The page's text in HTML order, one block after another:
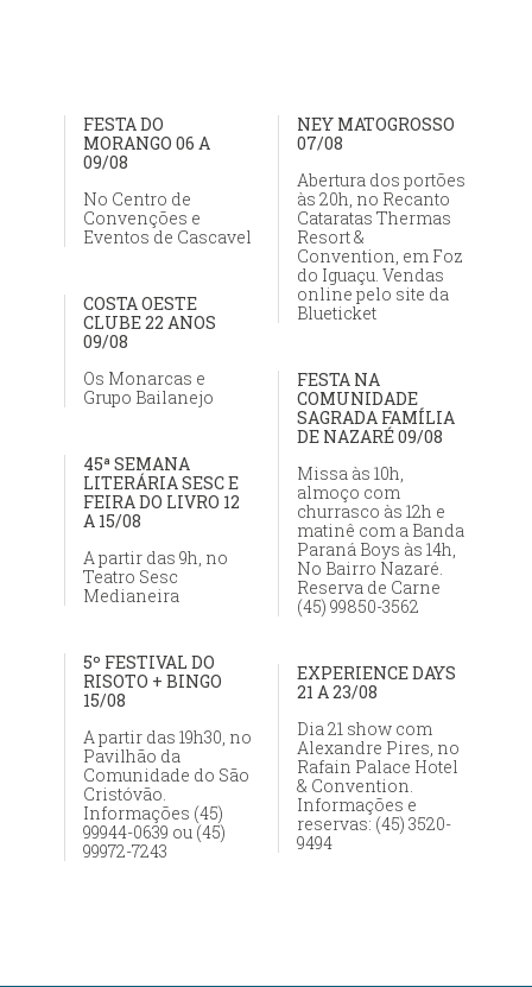
FESTA DO
MORANGO 06 A
09/08
No Centro de
Convenções e
Eventos de Cascavel
NEY MATOGROSSO
07/08
Abertura dos portões
às 20h, no Recanto
Cataratas Thermas
Resort &
Convention, em Foz
do Iguaçu. Vendas
online pelo site da
Blueticket
COSTA OESTE
CLUBE 22 ANOS
09/08
Os Monarcas e
Grupo Bailanejo
FESTA NA
COMUNIDADE
SAGRADA FAMÍLIA
DE NAZARÉ 09/08
Missa às 10h,
almoço com
churrasco às 12h e
matinê com a Banda
Paraná Boys às 14h,
No Bairro Nazaré.
Reserva de Carne
(45) 99850-3562
45ª SEMANA
LITERÁRIA SESC E
FEIRA DO LIVRO 12
A 15/08
A partir das 9h, no
Teatro Sesc
Medianeira
5º FESTIVAL DO
RISOTO + BINGO
15/08
A partir das 19h30, no
Pavilhão da
Comunidade do São
Cristóvão.
Informações (45)
99944-0639 ou (45)
99972-7243
EXPERIENCE DAYS
21 A 23/08
Dia 21 show com
Alexandre Pires, no
Rafain Palace Hotel
& Convention.
Informações e
reservas: (45) 3520-
9494